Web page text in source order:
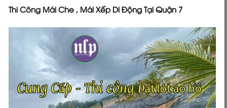
Thi Công Mái Che , Mái Xếp Di Động Tại Quận 7